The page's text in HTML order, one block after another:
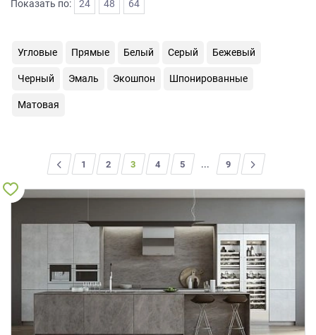
Показать по: 24 48 64
Угловые Прямые Белый Серый Бежевый
Черный Эмаль Экошпон Шпонированные
Матовая
1 2 3 4 5 ... 9
>
данных,
также
Согласие
метрическими
программами
обработки
персональных
данных.